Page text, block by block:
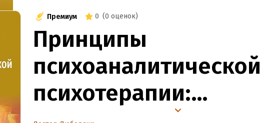
Премиум 0 (0 оценок)
Принципы
психоаналитической
психотерапии: